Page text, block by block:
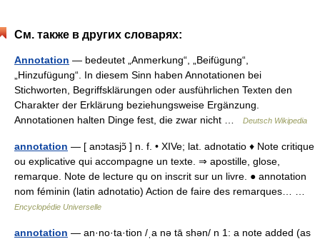
См. также в других словарях:
Annotation — bedeutet „Anmerkung“, „Beifügung“,
„Hinzufügung“. In diesem Sinn haben Annotationen bei
Stichworten, Begriffsklärungen oder ausführlichen Texten den
Charakter der Erklärung beziehungsweise Ergänzung.
Annotationen halten Dinge fest, die zwar nicht …
Deutsch Wikipedia
annotation — [ anɔtasjɔ̃ ] n. f. • XIVe; lat. adnotatio ♦ Note critique
ou explicative qui accompagne un texte. ⇒ apostille, glose,
remarque. Note de lecture qu on inscrit sur un livre. ● annotation
nom féminin (latin adnotatio) Action de faire des remarques… …
Encyclopédie Universelle
annotation — an·no·ta·tion /ˌa nə tā shən/ n 1: a note added (as